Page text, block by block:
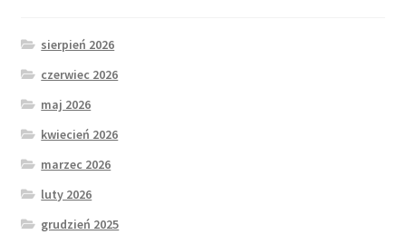
sierpień 2026
czerwiec 2026
maj 2026
kwiecień 2026
marzec 2026
luty 2026
grudzień 2025